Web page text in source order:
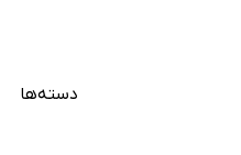
دسته‌ها